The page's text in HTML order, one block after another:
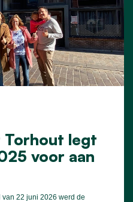
Torhout legt
voor aan
22 juni 2026 werd de